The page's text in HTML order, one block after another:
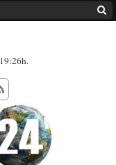
19:26h.